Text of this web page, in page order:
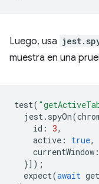
Luego, usa
muestra en una
test(
jest. spyOn(
id : 3,
active : true,
currentWindow :
}]);
expect(await